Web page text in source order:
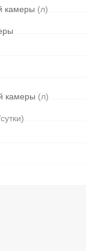
камеры (л)
камеры (л)